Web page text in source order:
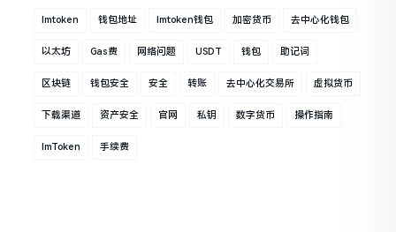
Imtoken 钱包地址 Imtoken钱包 加密货币 去中心化钱包
以太坊 Gas费 网络问题 USDT 钱包 助记词
区块链 钱包安全 安全 转账 去中心化交易所 虚拟货币
下载渠道 资产安全 官网 私钥 数字货币 操作指南
ImToken 手续费